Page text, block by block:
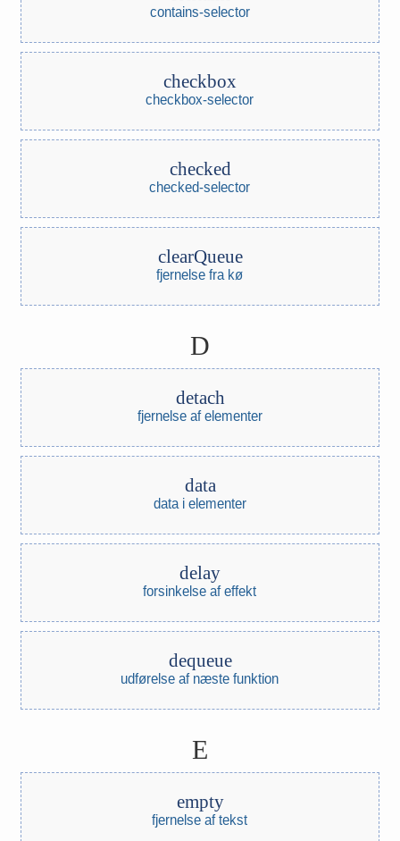
contains-selector
checkbox
checkbox-selector
checked
checked-selector
clearQueue
fjernelse fra kø
D
detach
fjernelse af elementer
data
data i elementer
delay
forsinkelse af effekt
dequeue
udførelse af næste funktion
E
empty
fjernelse af tekst